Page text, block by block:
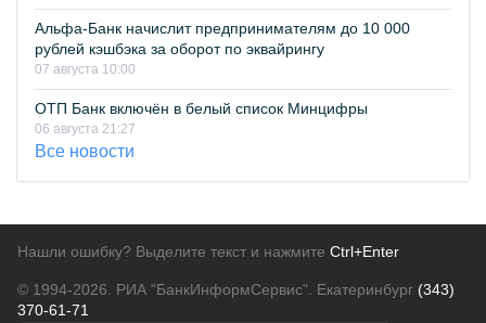
Альфа-Банк начислит предпринимателям до 10 000
рублей кэшбэка за оборот по эквайрингу
07 августа 10:00
ОТП Банк включён в белый список Минцифры
06 августа 21:27
Все новости
Нашли ошибку? Выделите текст и нажмите Ctrl+Enter
© 1994-2026. РИА "БанкИнформСервис". Екатеринбург (343)
370-61-71